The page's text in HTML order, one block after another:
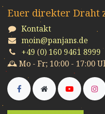
Euer direkter Draht
Kontakt
moin@panjans.de
+49 (0) 160 9461 8999
🕰️ Mo - Fr; 10:00 - 17:00